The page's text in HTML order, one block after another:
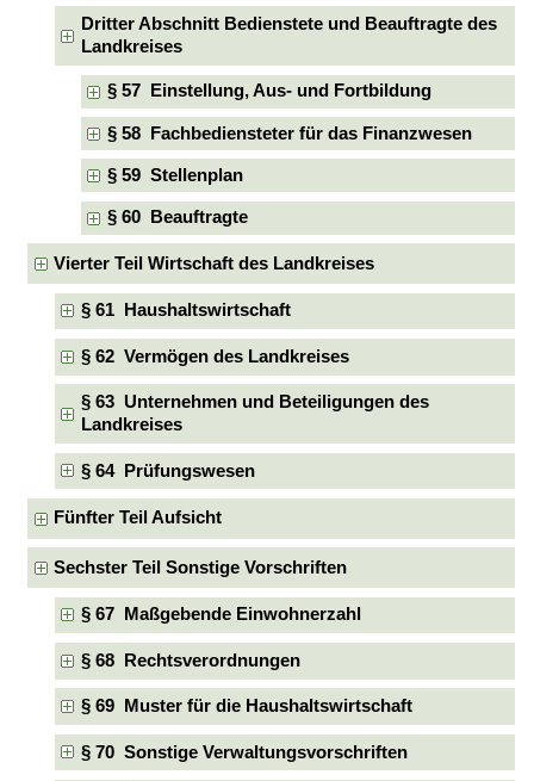
Dritter Abschnitt Bedienstete und Beauftragte des
Landkreises
§ 57 Einstellung, Aus- und Fortbildung
§ 58 Fachbediensteter für das Finanzwesen
§ 59 Stellenplan
§ 60 Beauftragte
Vierter Teil Wirtschaft des Landkreises
§ 61 Haushaltswirtschaft
§ 62 Vermögen des Landkreises
§ 63 Unternehmen und Beteiligungen des
Landkreises
§ 64 Prüfungswesen
Fünfter Teil Aufsicht
Sechster Teil Sonstige Vorschriften
§ 67 Maßgebende Einwohnerzahl
§ 68 Rechtsverordnungen
§ 69 Muster für die Haushaltswirtschaft
§ 70 Sonstige Verwaltungsvorschriften